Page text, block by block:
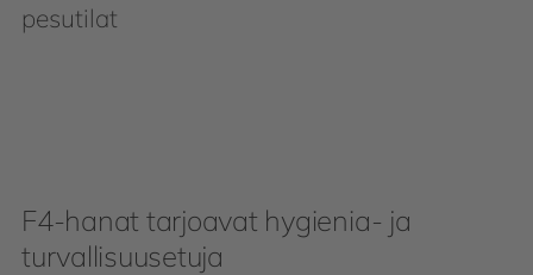
pesutilat
F4-hanat tarjoavat hygienia- ja
turvallisuusetuja